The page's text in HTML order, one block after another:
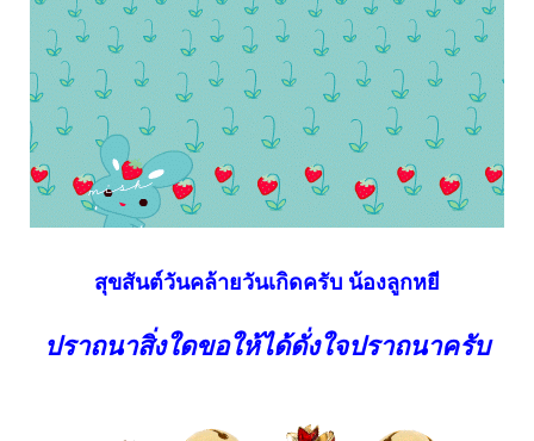
สุขสันต์วันคล้ายวันเกิดครับ น้องลูกหยี
ปราถนาสิ่งใดขอให้ได้ดั่งใจปราถนาครับ